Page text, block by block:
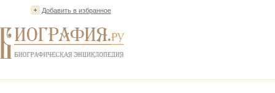
Перейти
содержимому
Добавить в избранное